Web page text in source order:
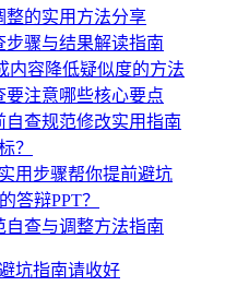
整的实用方法分享
骤与结果解读指南
内容降低疑似度的方法
注意哪些核心要点
查规范修改实用指南
？
用步骤帮你提前避坑
答辩PPT？
查与调整方法指南
坑指南请收好